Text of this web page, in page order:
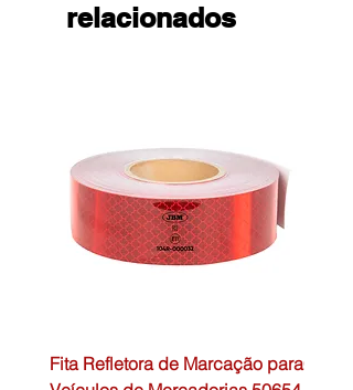
relacionados
Fita Refletora de Marcação para